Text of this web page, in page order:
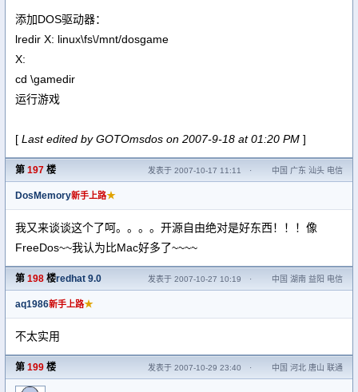
添加DOS驱动器：
lredir X: linux\fs\/mnt/dosgame
X:
cd \gamedir
运行游戏
[ Last edited by GOTOmsdos on 2007-9-18 at 01:20 PM ]
第 197 楼 发表于 2007-10-17 11:11 · 中国 广东 汕头 电信
DosMemory新手上路★
我又来谈谈这个了呵。。。。开源自由绝对是好东西！！！像
FreeDos~~我认为比Mac好多了~~~~
第 198 楼redhat 9.0 发表于 2007-10-27 10:19 · 中国 湖南 益阳 电信
aq1986新手上路★
不太实用
第 199 楼 发表于 2007-10-29 23:40 · 中国 河北 唐山 联通